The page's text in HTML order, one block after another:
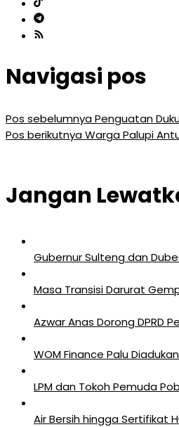
Navigasi pos
Pos sebelumnyaPenguatan
Pos berikutnyaWarga Palupi
Jangan
Gubernur Sulteng dan
Masa Transisi Darurat
Azwar Anas Dorong DPRD
‎WOM Finance Palu
LPM dan Tokoh Pemuda
Air Bersih hingga Sertifikat